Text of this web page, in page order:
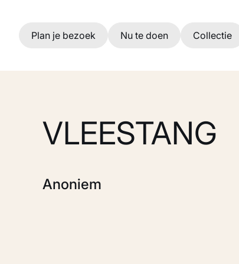
Ga naar hoofdinhoud
Plan je bezoek Nu te doen Collectie
VLEESTANG
Anoniem